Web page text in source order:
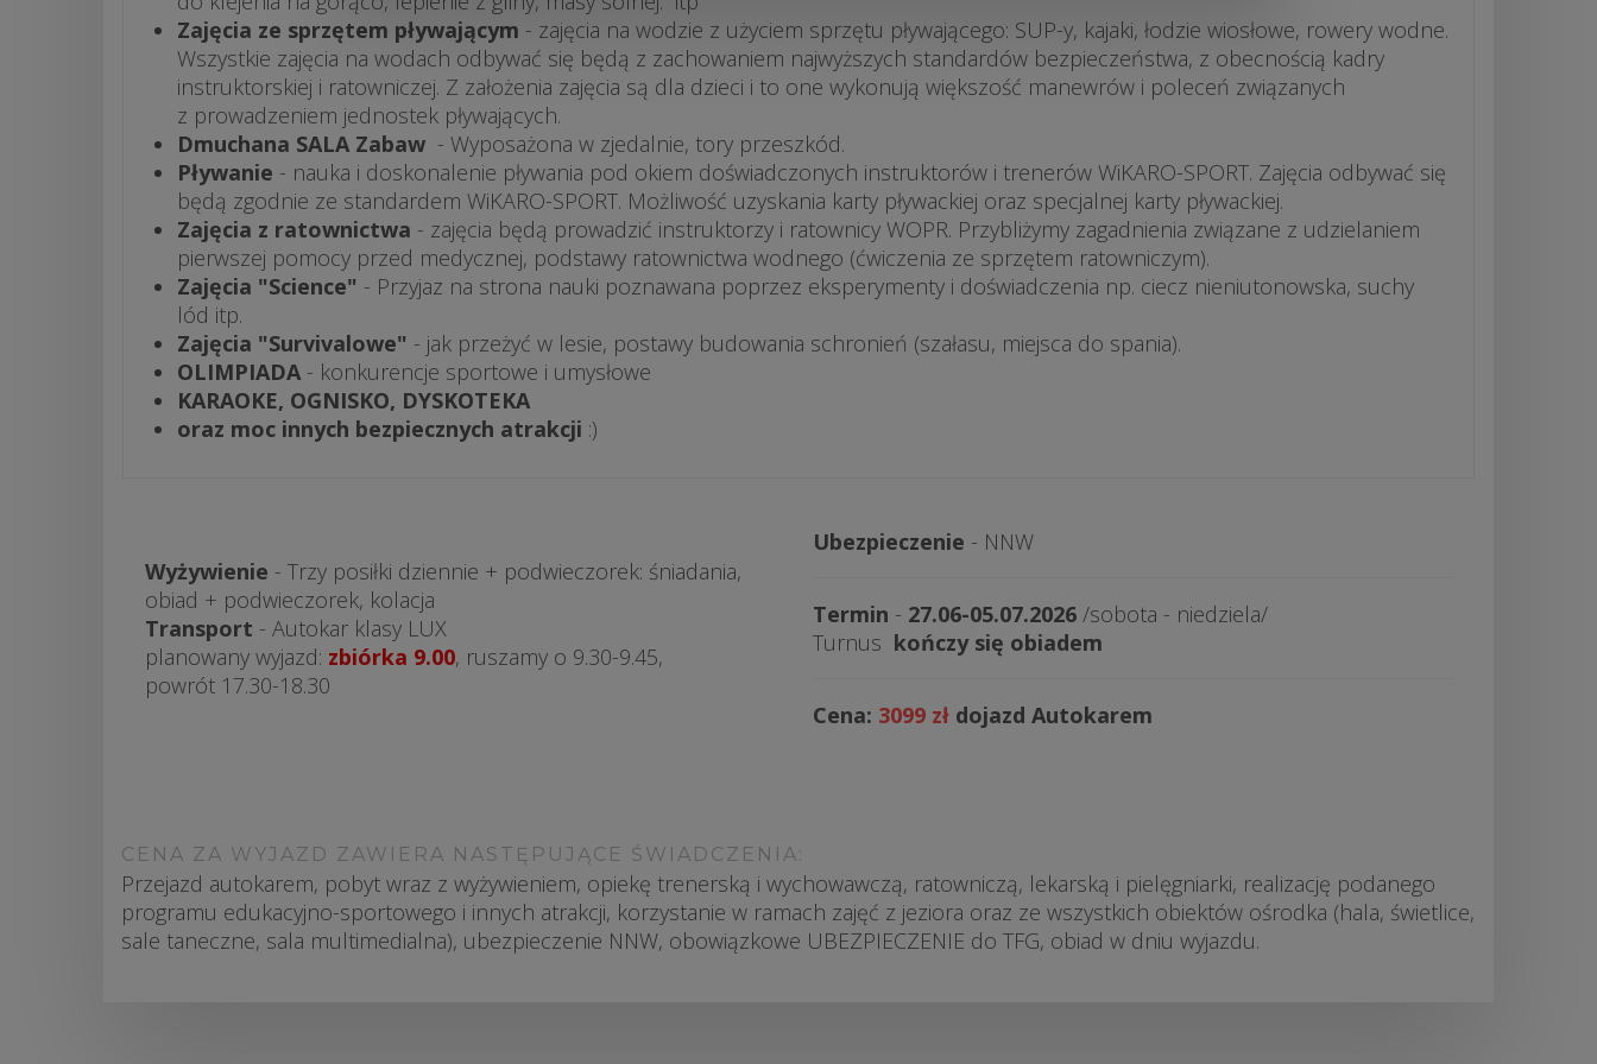
Zajęcia ze sprzętem pływającym - zajęcia na wodzie z użyciem sprzętu pływającego: SUP-y, kajaki, łodzie wiosłowe, rowery wodne.
Wszystkie zajęcia na wodach odbywać się będą z zachowaniem najwyższych standardów bezpieczeństwa, z obecnością kadry
instruktorskiej i ratowniczej. Z założenia zajęcia są dla dzieci i to one wykonują większość manewrów i poleceń związanych
z prowadzeniem jednostek pływających.
Dmuchana SALA Zabaw - Wyposażona w zjedalnie, tory przeszkód.
Pływanie - nauka i doskonalenie pływania pod okiem doświadczonych instruktorów i trenerów WiKARO-SPORT. Zajęcia odbywać się
będą zgodnie ze standardem WiKARO-SPORT. Możliwość uzyskania karty pływackiej oraz specjalnej karty pływackiej.
Zajęcia z ratownictwa - zajęcia będą prowadzić instruktorzy i ratownicy WOPR. Przybliżymy zagadnienia związane z udzielaniem
pierwszej pomocy przed medycznej, podstawy ratownictwa wodnego (ćwiczenia ze sprzętem ratowniczym).
Zajęcia "Science" - Przyjaz na strona nauki poznawana poprzez eksperymenty i doświadczenia np. ciecz nieniutonowska, suchy
lód itp.
Zajęcia "Survivalowe" - jak przeżyć w lesie, postawy budowania schronień (szałasu, miejsca do spania).
OLIMPIADA - konkurencje sportowe i umysłowe
KARAOKE, OGNISKO, DYSKOTEKA
oraz moc innych bezpiecznych atrakcji :)
Wyżywienie - Trzy posiłki dziennie + podwieczorek: śniadania,
obiad + podwieczorek, kolacja
Transport - Autokar klasy LUX
planowany wyjazd: zbiórka 9.00, ruszamy o 9.30-9.45,
powrót 17.30-18.30
Ubezpieczenie - NNW
Termin - 27.06-05.07.2026 /sobota - niedziela/
Turnus kończy się obiadem
Cena: 3099 zł dojazd Autokarem
CENA ZA WYJAZD ZAWIERA NASTĘPUJĄCE ŚWIADCZENIA:
Przejazd autokarem, pobyt wraz z wyżywieniem, opiekę trenerską i wychowawczą, ratowniczą, lekarską i pielęgniarki, realizację podanego
programu edukacyjno-sportowego i innych atrakcji, korzystanie w ramach zajęć z jeziora oraz ze wszystkich obiektów ośrodka (hala, świetlice,
sale taneczne, sala multimedialna), ubezpieczenie NNW, obowiązkowe UBEZPIECZENIE do TFG, obiad w dniu wyjazdu.